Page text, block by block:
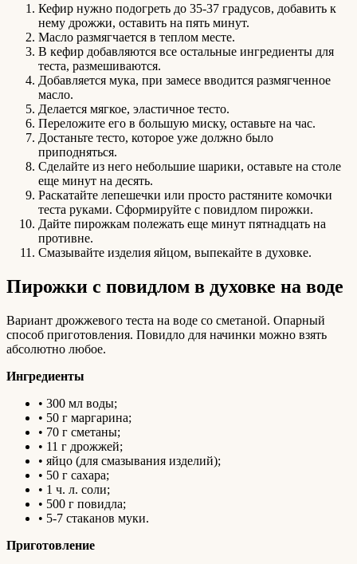
Кефир нужно подогреть до 35-37 градусов, добавить к
нему дрожжи, оставить на пять минут.
Масло размягчается в теплом месте.
В кефир добавляются все остальные ингредиенты для
теста, размешиваются.
Добавляется мука, при замесе вводится размягченное
масло.
Делается мягкое, эластичное тесто.
Переложите его в большую миску, оставьте на час.
Достаньте тесто, которое уже должно было
приподняться.
Сделайте из него небольшие шарики, оставьте на столе
еще минут на десять.
Раскатайте лепешечки или просто растяните комочки
теста руками. Сформируйте с повидлом пирожки.
Дайте пирожкам полежать еще минут пятнадцать на
противне.
Смазывайте изделия яйцом, выпекайте в духовке.
Пирожки с повидлом в духовке на воде
Вариант дрожжевого теста на воде со сметаной. Опарный
способ приготовления. Повидло для начинки можно взять
абсолютно любое.
Ингредиенты
• 300 мл воды;
• 50 г маргарина;
• 70 г сметаны;
• 11 г дрожжей;
• яйцо (для смазывания изделий);
• 50 г сахара;
• 1 ч. л. соли;
• 500 г повидла;
• 5-7 стаканов муки.
Приготовление